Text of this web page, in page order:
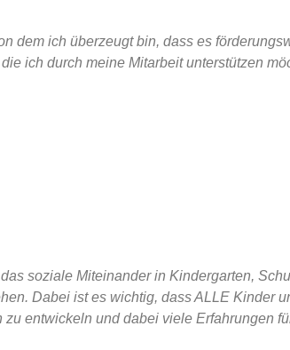
dem ich überzeugt bin, dass es
ich durch meine Mitarbeit unterstützen
soziale Miteinander in Kindergarten,
Dabei ist es wichtig, dass ALLE Kinder
entwickeln und dabei viele Erfahrungen